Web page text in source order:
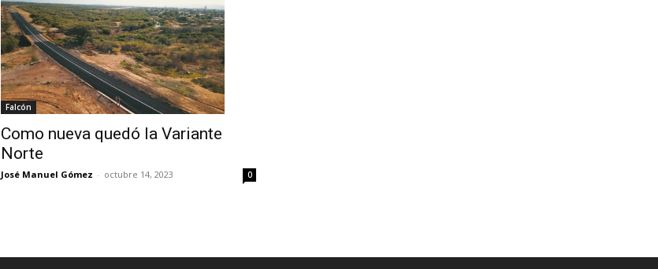
Falcón
Como nueva quedó la Variante
Norte
José Manuel Gómez - octubre 14, 2023 0